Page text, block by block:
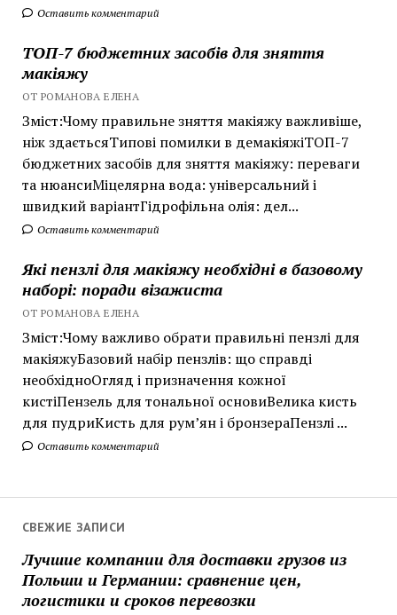
Оставить комментарий
ТОП-7 бюджетних засобів для зняття
макіяжу
ОТ РОМАНОВА ЕЛЕНА
Зміст:Чому правильне зняття макіяжу важливіше,
ніж здаєтьсяТипові помилки в демакіяжіТОП-7
бюджетних засобів для зняття макіяжу: переваги
та нюансиМіцелярна вода: універсальний і
швидкий варіантГідрофільна олія: дел...
Оставить комментарий
Які пензлі для макіяжу необхідні в базовому
наборі: поради візажиста
ОТ РОМАНОВА ЕЛЕНА
Зміст:Чому важливо обрати правильні пензлі для
макіяжуБазовий набір пензлів: що справді
необхідноОгляд і призначення кожної
кистіПензель для тональної основиВелика кисть
для пудриКисть для рум’ян і бронзераПензлі ...
Оставить комментарий
СВЕЖИЕ ЗАПИСИ
Лучшие компании для доставки грузов из
Польши и Германии: сравнение цен,
логистики и сроков перевозки